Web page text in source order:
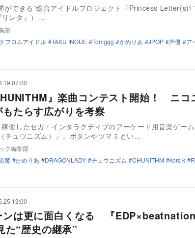
ができる”総合アイドルプロジェクト『Princess Letter(s)!
リレタ』）…
部
フロムアイドル
TAKU INOUE Tomggg かめりあ JPOP 声優 ア
07:00
』楽曲コンテスト開始！ ニコ
たらす広がりを考察
働したセガ・インタラクティブのアーケード用音楽ゲーム
チュウニズム）』。ボタンやツマミとい…
ク編集部
魔 かめりあ DRAGONLADY チュウニズム CHUNITHM kors k
13:00
ンは更に面白くなる 『
た“歴史の継承”